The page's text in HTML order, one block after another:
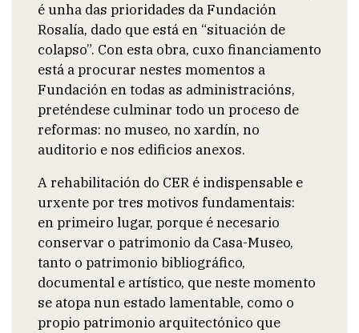
é unha das prioridades da Fundación
Rosalía, dado que está en “situación de
colapso”. Con esta obra, cuxo financiamento
está a procurar nestes momentos a
Fundación en todas as administracións,
preténdese culminar todo un proceso de
reformas: no museo, no xardín, no
auditorio e nos edificios anexos.
A rehabilitación do CER é indispensable e
urxente por tres motivos fundamentais:
en primeiro lugar, porque é necesario
conservar o patrimonio da Casa-Museo,
tanto o patrimonio bibliográfico,
documental e artístico, que neste momento
se atopa nun estado lamentable, como o
propio patrimonio arquitectónico que